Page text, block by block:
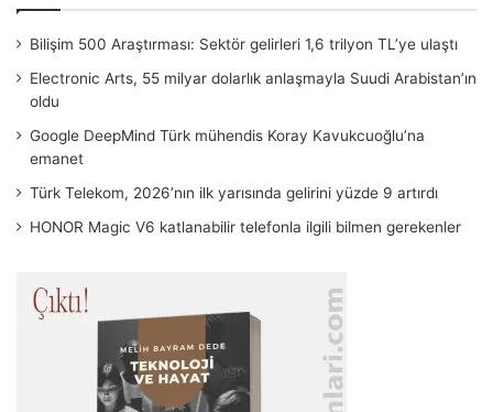
Bilişim 500 Araştırması: Sektör gelirleri 1,6 trilyon TL’ye ulaştı
Electronic Arts, 55 milyar dolarlık anlaşmayla Suudi Arabistan’ın
oldu
Google DeepMind Türk mühendis Koray Kavukcuoğlu’na
emanet
Türk Telekom, 2026’nın ilk yarısında gelirini yüzde 9 artırdı
HONOR Magic V6 katlanabilir telefonla ilgili bilmen gerekenler